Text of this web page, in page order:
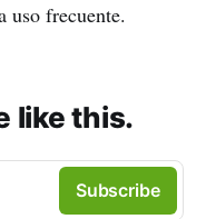
uso frecuente.
like this.
Subscribe